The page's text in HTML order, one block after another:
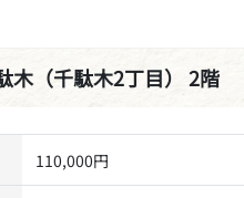
木（千駄木2丁目） 2階
110,000円